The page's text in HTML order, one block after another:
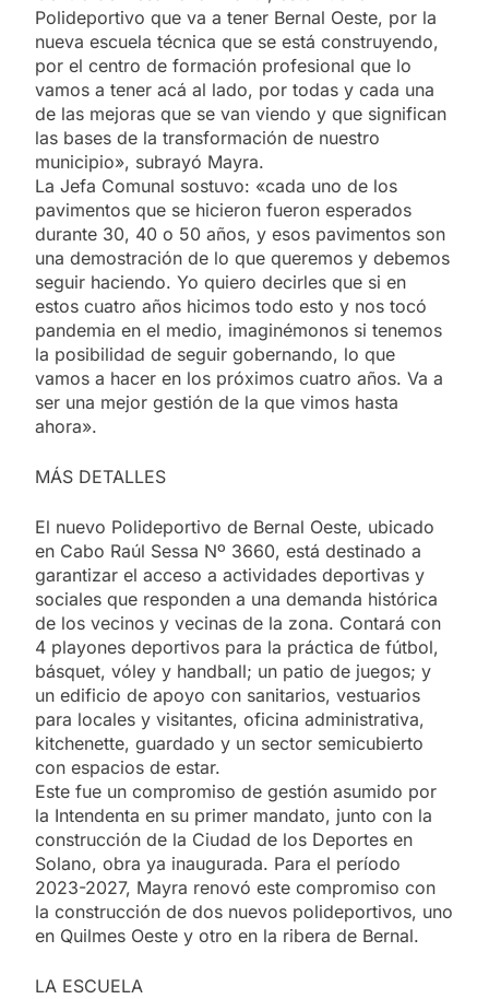
Polideportivo que va a tener Bernal Oeste, por la
nueva escuela técnica que se está construyendo,
por el centro de formación profesional que lo
vamos a tener acá al lado, por todas y cada una
de las mejoras que se van viendo y que significan
las bases de la transformación de nuestro
municipio», subrayó Mayra.
La Jefa Comunal sostuvo: «cada uno de los
pavimentos que se hicieron fueron esperados
durante 30, 40 o 50 años, y esos pavimentos son
una demostración de lo que queremos y debemos
seguir haciendo. Yo quiero decirles que si en
estos cuatro años hicimos todo esto y nos tocó
pandemia en el medio, imaginémonos si tenemos
la posibilidad de seguir gobernando, lo que
vamos a hacer en los próximos cuatro años. Va a
ser una mejor gestión de la que vimos hasta
ahora».
MÁS DETALLES
El nuevo Polideportivo de Bernal Oeste, ubicado
en Cabo Raúl Sessa Nº 3660, está destinado a
garantizar el acceso a actividades deportivas y
sociales que responden a una demanda histórica
de los vecinos y vecinas de la zona. Contará con
4 playones deportivos para la práctica de fútbol,
básquet, vóley y handball; un patio de juegos; y
un edificio de apoyo con sanitarios, vestuarios
para locales y visitantes, oficina administrativa,
kitchenette, guardado y un sector semicubierto
con espacios de estar.
Este fue un compromiso de gestión asumido por
la Intendenta en su primer mandato, junto con la
construcción de la Ciudad de los Deportes en
Solano, obra ya inaugurada. Para el período
2023-2027, Mayra renovó este compromiso con
la construcción de dos nuevos polideportivos, uno
en Quilmes Oeste y otro en la ribera de Bernal.
LA ESCUELA